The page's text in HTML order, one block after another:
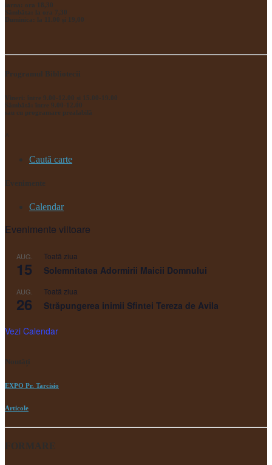
iarna: ora 18,30
Sâmbăta: la ora 7,30
Duminica: la 11.00 și 19,00
Programul Bibliotecii
Vineri: între 9.00-12.00 și 15.00-19.00
Sâmbătă: între 9.00-12.00
sau cu programare prealabilă
^
Caută carte
Evenimente
Calendar
Evenimente viitoare
AUG.
15
Toată ziua
Solemnitatea Adormirii Maicii Domnului
AUG.
26
Toată ziua
Străpungerea inimii Sfintei Tereza de Avila
Vezi Calendar
Noutăți
EXPO Pr. Tarcisio
Articole
FORMARE